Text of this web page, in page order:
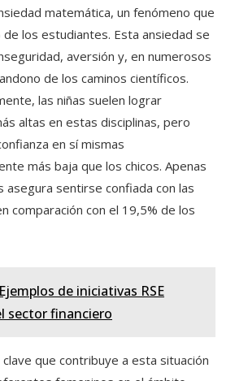
matemática, un fenómeno que
de los estudiantes. Esta ansiedad se
aversión y, en numerosos
de los caminos científicos.
las niñas suelen lograr
altas en estas disciplinas, pero
en sí mismas
más baja que los chicos. Apenas
asegura sentirse confiada con las
comparación con el 19,5% de los
Ejemplos de iniciativas RSE
sector financiero
que contribuye a esta situación